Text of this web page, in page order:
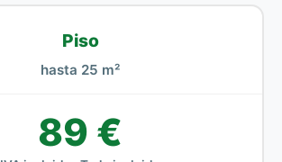
Piso
hasta 25 m²
89 €